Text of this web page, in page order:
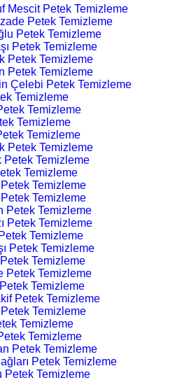
Mescit Petek Temizleme
Petek Temizleme
Petek Temizleme
Petek Temizleme
Petek Temizleme
Petek Temizleme
Çelebi Petek Temizleme
Temizleme
Temizleme
Temizleme
Temizleme
Petek Temizleme
Petek Temizleme
Temizleme
Temizleme
Temizleme
Petek Temizleme
Petek Temizleme
Temizleme
Petek Temizleme
Temizleme
Petek Temizleme
Temizleme
Petek Temizleme
Temizleme
Temizleme
Temizleme
Petek Temizleme
Petek Temizleme
Petek Temizleme